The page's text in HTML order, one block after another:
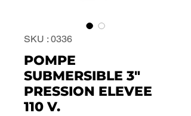
SKU : 0336
POMPE
SUBMERSIBLE 3"
PRESSION ELEVEE
110 V.